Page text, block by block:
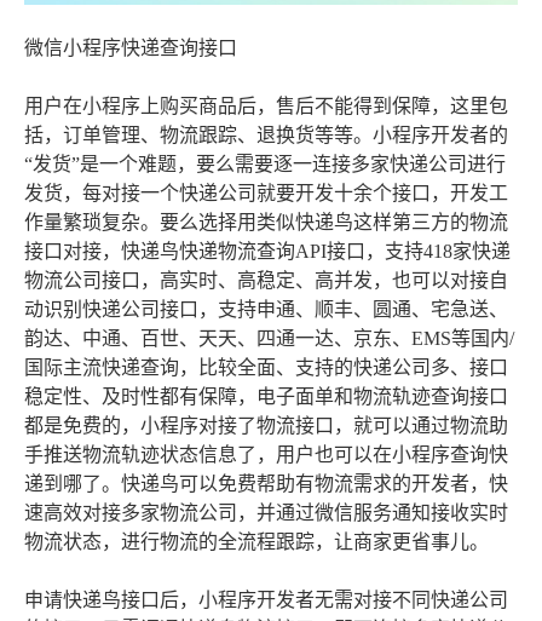
微信小程序快递查询接口
用户在小程序上购买商品后，售后不能得到保障，这里包
括，订单管理、物流跟踪、退换货等等。小程序开发者的
“发货”是一个难题，要么需要逐一连接多家快递公司进行
发货，每对接一个快递公司就要开发十余个接口，开发工
作量繁琐复杂。要么选择用类似快递鸟这样第三方的物流
接口对接，快递鸟快递物流查询API接口，支持418家快递
物流公司接口，高实时、高稳定、高并发，也可以对接自
动识别快递公司接口，支持申通、顺丰、圆通、宅急送、
韵达、中通、百世、天天、四通一达、京东、EMS等国内/
国际主流快递查询，比较全面、支持的快递公司多、接口
稳定性、及时性都有保障，电子面单和物流轨迹查询接口
都是免费的，小程序对接了物流接口，就可以通过物流助
手推送物流轨迹状态信息了，用户也可以在小程序查询快
递到哪了。快递鸟可以免费帮助有物流需求的开发者，快
速高效对接多家物流公司，并通过微信服务通知接收实时
物流状态，进行物流的全流程跟踪，让商家更省事儿。
申请快递鸟接口后，小程序开发者无需对接不同快递公司